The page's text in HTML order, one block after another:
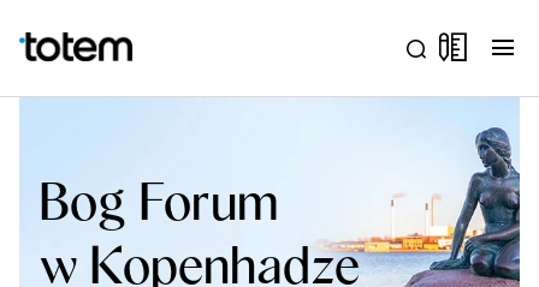
menu
Bog Forum
w Kopenhadze